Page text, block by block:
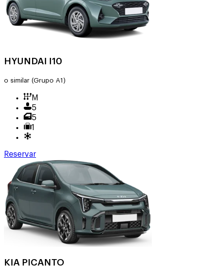
HYUNDAI I10
o similar (Grupo A1)
M
5
5
1
Reservar
KIA PICANTO